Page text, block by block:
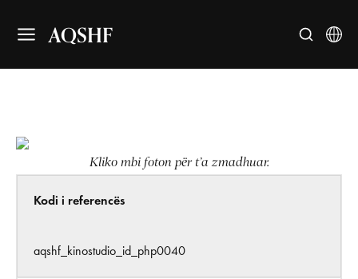
AQSHF
Kliko mbi foton për t’a zmadhuar.
Kodi i referencës
aqshf_kinostudio_id_php0040